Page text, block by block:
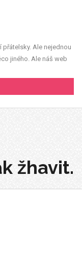
přátelsky. Ale nejednou
jiného. Ale náš web
žhavit.